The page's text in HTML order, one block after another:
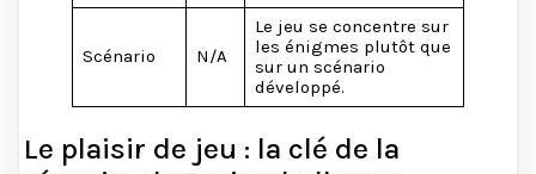
Scénario N/A
Le jeu se concentre sur
les énigmes plutôt que
sur un scénario
développé.
Le plaisir de jeu : la clé de la